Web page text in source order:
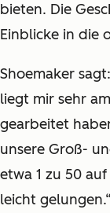
bieten. Die
Einblicke in die
Shoemaker
liegt mir sehr
gearbeitet
unsere Groß-
etwa 1 zu 50
leicht gelungen.“